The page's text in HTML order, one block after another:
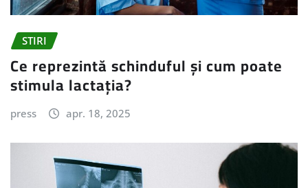
STIRI
Ce reprezintă schinduful și cum poate
stimula lactația?
press apr. 18, 2025